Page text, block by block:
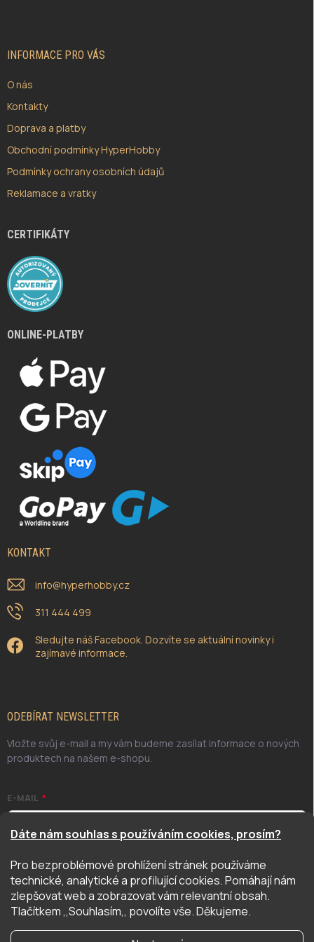
Dáte nám souhlas s používáním cookies, prosím?
Pro bezproblémové prohlížení stránek používáme
technické, analytické a profilující cookies. Pomáhají nám
zlepšovat web a zobrazovat vám relevantní obsah.
Tlačítkem ,,Souhlasím,, povolíte vše. Děkujeme.
INFORMACE PRO VÁS
O nás
Kontakty
Doprava a platby
Obchodní podmínky HyperHobby
Podmínky ochrany osobních údajů
Reklamace a vratky
CERTIFIKÁTY
ONLINE-PLATBY
KONTAKT
info@hyperhobby.cz
311 444 499
Sledujte náš Facebook. Dozvíte se aktuální novinky i
zajímavé informace.
ODEBÍRAT NEWSLETTER
Vložte svůj e-mail a my vám budeme zasílat informace o nových
produktech na našem e-shopu.
E-MAIL
Odesláním potvrzuji, že jsem se seznámil/a se zásadami
ochrany osobních údajů. Úplné znění naleznetezde
PŘIHLÁSIT SE